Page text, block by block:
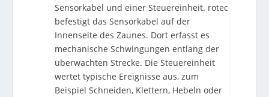
Sensorkabel und einer Steuereinheit. rotec
befestigt das Sensorkabel auf der
Innenseite des Zaunes. Dort erfasst es
mechanische Schwingungen entlang der
überwachten Strecke. Die Steuereinheit
wertet typische Ereignisse aus, zum
Beispiel Schneiden, Klettern, Hebeln oder